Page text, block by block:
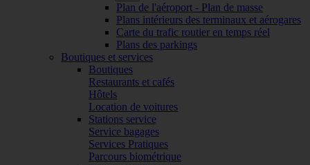
Plan de l'aéroport - Plan de masse
Plans intérieurs des terminaux et aérogares
Carte du trafic routier en temps réel
Plans des parkings
Boutiques et services
Boutiques
Restaurants et cafés
Hôtels
Location de voitures
Stations service
Service bagages
Services Pratiques
Parcours biométrique